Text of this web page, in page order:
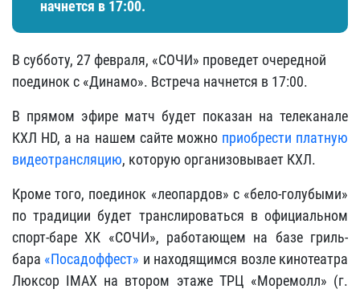
начнется в 17:00.
В субботу, 27 февраля, «СОЧИ» проведет очередной
поединок с «Динамо». Встреча начнется в 17:00.
В прямом эфире матч будет показан на телеканале
КХЛ HD, а на нашем сайте можно приобрести платную
видеотрансляцию, которую организовывает КХЛ.
Кроме того, поединок «леопардов» с «бело-голубыми»
по традиции будет транслироваться в официальном
спорт-баре ХК «СОЧИ», работающем на базе гриль-
бара «Посадоффест» и находящимся возле кинотеатра
Люксор IMAX на втором этаже ТРЦ «Моремолл» (г.